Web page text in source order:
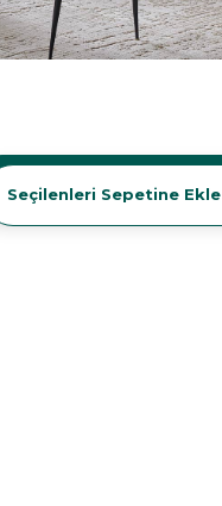
Seçilenleri Sepetine Ekle
Seçilenleri Sepetine Ekle